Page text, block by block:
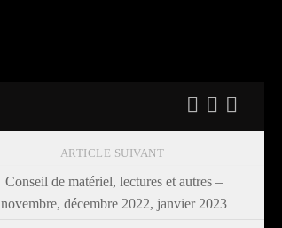
ARTICLE SUIVANT
Conseil de matériel, lectures et autres –
novembre, décembre 2022, janvier 2023